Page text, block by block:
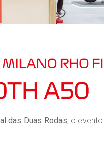
das Duas Rodas, o